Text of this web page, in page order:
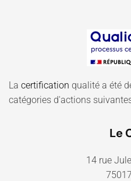
La certification qualité a été
catégories d'actions
Le
14 rue